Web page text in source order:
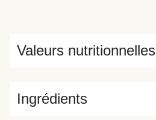
Ingrédients
Valeurs nutritionnelles